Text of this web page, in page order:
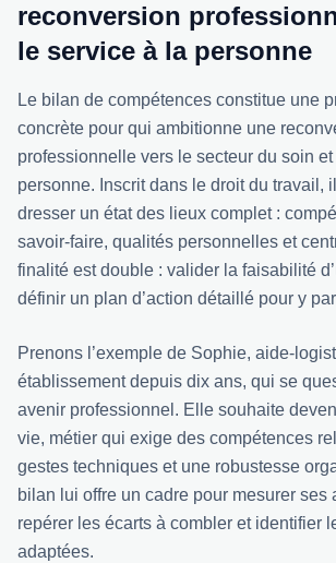
reconversion
le service à la personne
Le bilan de compétences constitue une
concrète pour qui ambitionne une
professionnelle vers le secteur du soin
personne. Inscrit dans le droit du travail,
dresser un état des lieux complet :
savoir-faire, qualités personnelles et
finalité est double : valider la faisabilité
définir un plan d’action détaillé pour y
Prenons l’exemple de Sophie, aide-
établissement depuis dix ans, qui se
avenir professionnel. Elle souhaite
vie, métier qui exige des compétences
gestes techniques et une robustesse
bilan lui offre un cadre pour mesurer ses
repérer les écarts à combler et identifier
adaptées.